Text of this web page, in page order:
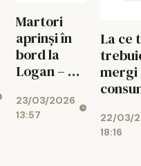
Martori
aprinși în
bord la
Logan – Ce
și cum
trebuie să
23/03/2026
13:57
La ce
mergi
22/03/
18:16